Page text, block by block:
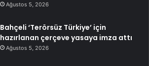
Ağustos 5, 2026
Bahçeli ‘Terörsüz Türkiye’ için
hazırlanan çerçeve yasaya imza attı
Ağustos 5, 2026